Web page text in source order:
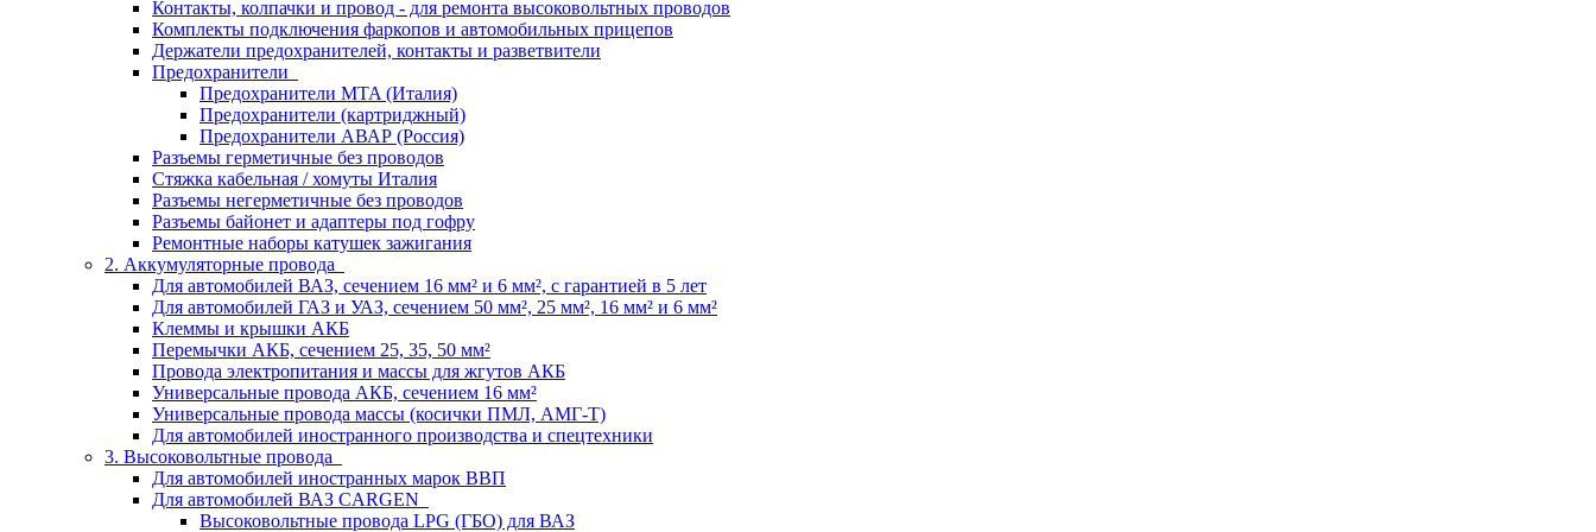
Контакты, колпачки и провод - для ремонта высоковольтных проводов
Комплекты подключения фаркопов и автомобильных прицепов
Держатели предохранителей, контакты и разветвители
Предохранители
Предохранители MTA (Италия)
Предохранители (картриджный)
Предохранители АВАР (Россия)
Разъемы герметичные без проводов
Стяжка кабельная / хомуты Италия
Разъемы негерметичные без проводов
Разъемы байонет и адаптеры под гофру
Ремонтные наборы катушек зажигания
2. Аккумуляторные провода
Для автомобилей ВАЗ, сечением 16 мм² и 6 мм², с гарантией в 5 лет
Для автомобилей ГАЗ и УАЗ, сечением 50 мм², 25 мм², 16 мм² и 6 мм²
Клеммы и крышки АКБ
Перемычки АКБ, сечением 25, 35, 50 мм²
Провода электропитания и массы для жгутов АКБ
Универсальные провода АКБ, сечением 16 мм²
Универсальные провода массы (косички ПМЛ, АМГ-Т)
Для автомобилей иностранного производства и спецтехники
3. Высоковольтные провода
Для автомобилей иностранных марок ВВП
Для автомобилей ВАЗ CARGEN
Высоковольтные провода LPG (ГБО) для ВАЗ